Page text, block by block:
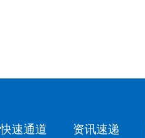
快速通道 资讯速递